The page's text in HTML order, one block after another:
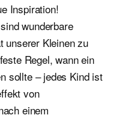
Inspiration!
wunderbare
unserer Kleinen zu
Regel, wann ein
sollte – jedes Kind ist
von
einem